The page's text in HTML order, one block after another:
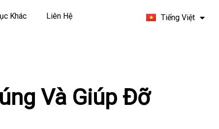
Khác Liên Hệ Tiếng Việt
Français
Và Giúp Đỡ